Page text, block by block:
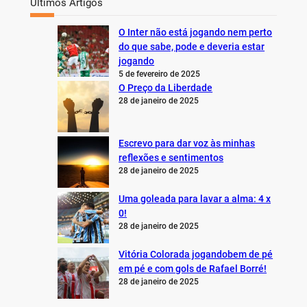
Últimos Artigos
O Inter não está jogando nem perto
do que sabe, pode e deveria estar
jogando
5 de fevereiro de 2025
O Preço da Liberdade
28 de janeiro de 2025
Escrevo para dar voz às minhas
reflexões e sentimentos
28 de janeiro de 2025
Uma goleada para lavar a alma: 4 x
0!
28 de janeiro de 2025
Vitória Colorada jogandobem de pé
em pé e com gols de Rafael Borré!
28 de janeiro de 2025